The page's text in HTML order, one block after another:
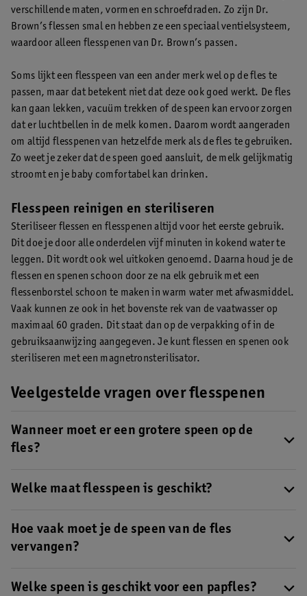
verschillende maten, vormen en schroefdraden. Zo zijn Dr.
Brown’s flessen smal en hebben ze een speciaal ventielsysteem,
waardoor alleen flesspenen van Dr. Brown’s passen.
Soms lijkt een flesspeen van een ander merk wel op de fles te
passen, maar dat betekent niet dat deze ook goed werkt. De fles
kan gaan lekken, vacuüm trekken of de speen kan ervoor zorgen
dat er luchtbellen in de melk komen. Daarom wordt aangeraden
om altijd flesspenen van hetzelfde merk als de fles te gebruiken.
Zo weet je zeker dat de speen goed aansluit, de melk gelijkmatig
stroomt en je baby comfortabel kan drinken.
Flesspeen reinigen en steriliseren
Steriliseer flessen en flesspenen altijd voor het eerste gebruik.
Dit doe je door alle onderdelen vijf minuten in kokend water te
leggen. Dit wordt ook wel uitkoken genoemd. Daarna houd je de
flessen en spenen schoon door ze na elk gebruik met een
flessenborstel schoon te maken in warm water met afwasmiddel.
Vaak kunnen ze ook in het bovenste rek van de vaatwasser op
maximaal 60 graden. Dit staat dan op de verpakking of in de
gebruiksaanwijzing aangegeven. Je kunt flessen en spenen ook
steriliseren met een magnetronsterilisator.
Veelgestelde vragen over flesspenen
Wanneer moet er een grotere speen op de
fles?
gefrustreerd drinkt, langzaam drinkt of in slaap valt tijdens de
Welke maat flesspeen is geschikt?
zuigkracht en het drinktempo.In deze tabel zie je welke maat
flesspeen geschikt is voor welke leeftijd
Hoe vaak moet je de speen van de fles
vervangen?
bij slijtage.
Welke speen is geschikt voor een papfles?